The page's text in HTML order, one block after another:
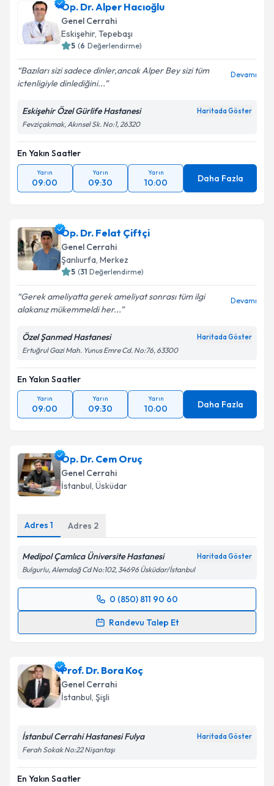
Op. Dr. Alper Hacıoğlu
Genel Cerrahi
Eskişehir, Tepebaşı
5 (6 Değerlendirme)
Bazıları sizi sadece dinler,ancak Alper Bey sizi tüm
ictenligiyle dinlediğini...
Devamı
Eskişehir Özel Gürlife Hastanesi Haritada Göster
Fevziçakmak, Akınsel Sk. No:1, 26320
En Yakın Saatler
Yarın
09:00
Yarın
09:30
Yarın
10:00 Daha Fazla
Op. Dr. Felat Çiftçi
Genel Cerrahi
Şanlıurfa, Merkez
5 (31 Değerlendirme)
Gerek ameliyatta gerek ameliyat sonrası tüm ilgi
alakanız mükemmeldi her...
Devamı
Özel Şanmed Hastanesi Haritada Göster
Ertuğrul Gazi Mah. Yunus Emre Cd. No:76, 63300
En Yakın Saatler
Yarın
09:00
Yarın
09:30
Yarın
10:00 Daha Fazla
Op. Dr. Cem Oruç
Genel Cerrahi
İstanbul, Üsküdar
Adres 1 Adres 2
Medipol Çamlıca Üniversite Hastanesi Haritada Göster
Bulgurlu, Alemdağ Cd No:102, 34696 Üsküdar/İstanbul
0 (850) 811 90 60
Randevu Talep Et
Randevu Takvimi Talebi
takvim hazırlandığında e-posta ile bilgilendireceğiz.
E-posta Adresiniz
Kişisel verilerimin işlenmesine ilişkin
Metni'ni okudum ve kişisel verilerimin belirtilen
kapsamda işlenmesini kabul ediyorum.
Prof. Dr. Bora Koç
Genel Cerrahi
İstanbul, Şişli
İstanbul Cerrahi Hastanesi Fulya Haritada Göster
Ferah Sokak No:22 Nişantaşı
En Yakın Saatler